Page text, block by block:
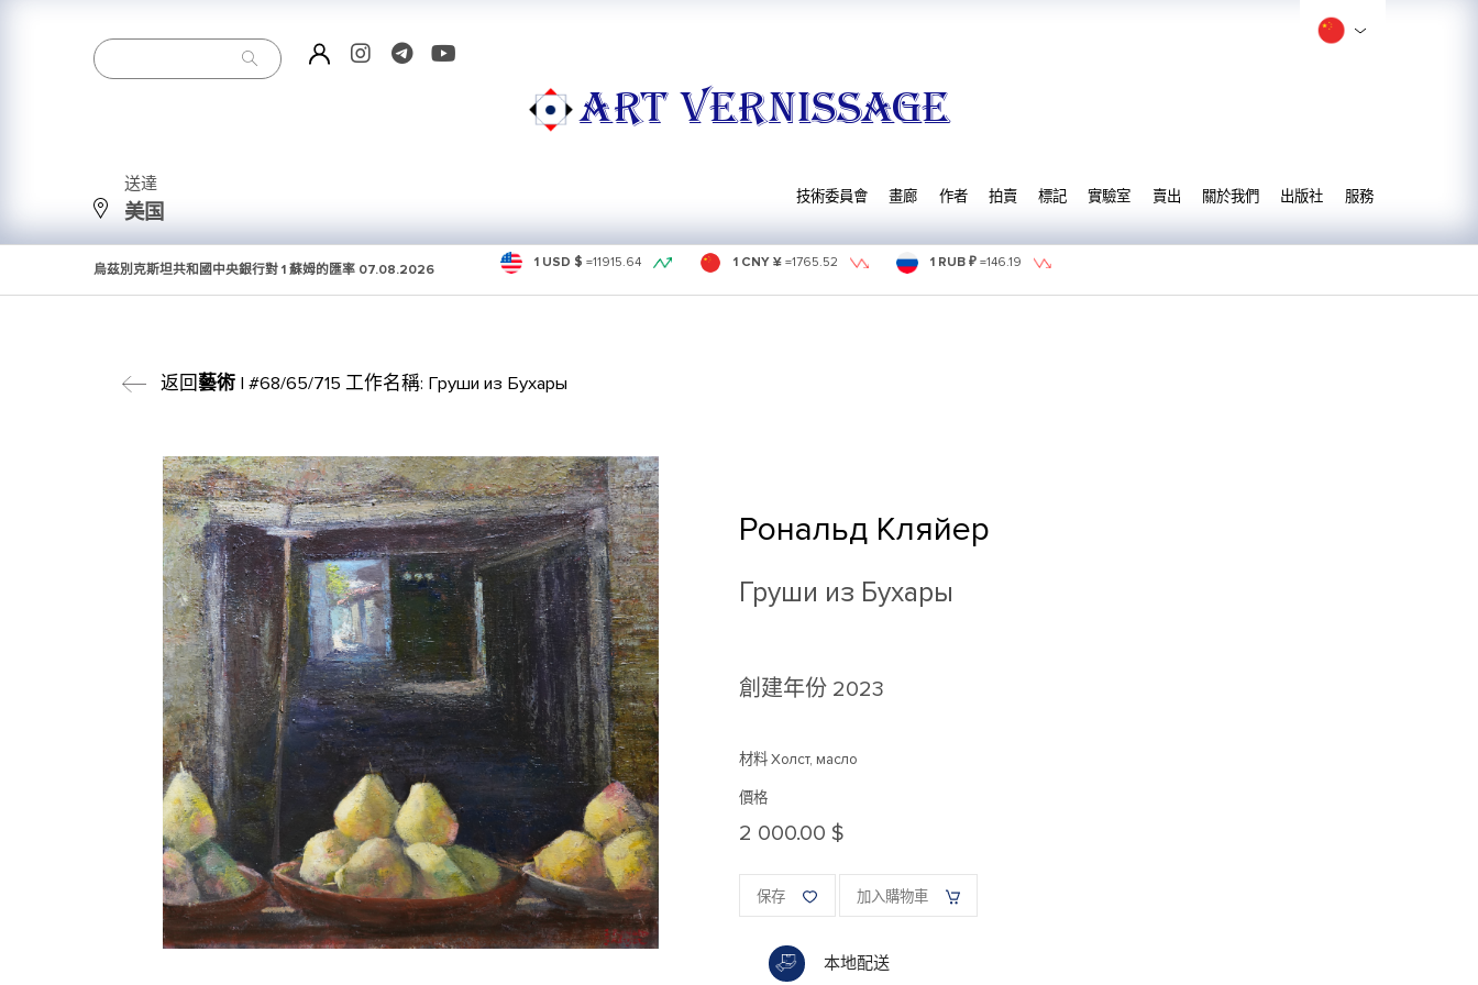
ART VERNISSAGE
送達
美国
技術委員會 畫廊 作者 拍賣 標記 實驗室 賣出 關於我們 出版社 服務
烏茲別克斯坦共和國中央銀行對 1 蘇姆的匯率 07.08.2026 1 USD $ =11915.64 1 CNY ¥ =1765.52 1 RUB ₽ =146.19
返回藝術| #68/65/715 工作名稱: Груши из Бухары
Рональд Кляйер
Груши из Бухары
創建年份 2023
材料 Холст, масло
價格
2 000.00 $
保存 加入購物車
本地配送